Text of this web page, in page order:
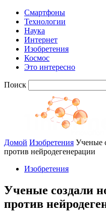
Смартфоны
Технологии
Наука
Интернет
Изобретения
Космос
Это интересно
Поиск
Домой Изобретения Ученые
против нейродегенерации
Изобретения
Ученые создали
против